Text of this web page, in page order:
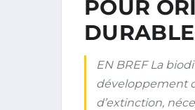
POUR
EN BREF La
développement
d’extinction,